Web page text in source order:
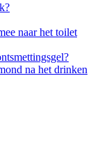
naar het toilet
na het drinken